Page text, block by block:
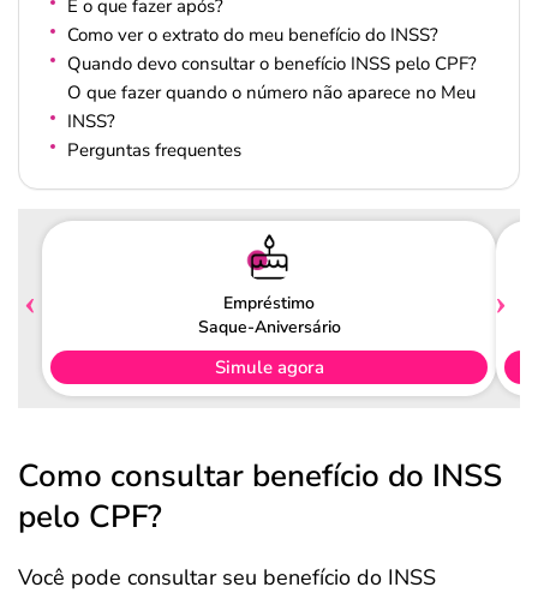
E o que fazer após?
Como ver o extrato do meu benefício do INSS?
Quando devo consultar o benefício INSS pelo CPF?
O que fazer quando o número não aparece no Meu
INSS?
Perguntas frequentes
Empréstimo
Saque-Aniversário
Simule agora
Como consultar benefício do INSS
pelo CPF?
Você pode consultar seu benefício do INSS